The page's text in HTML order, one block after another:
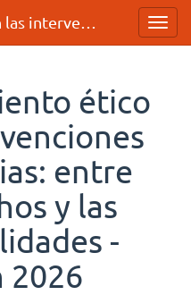
ético
entre
y las
-
2026